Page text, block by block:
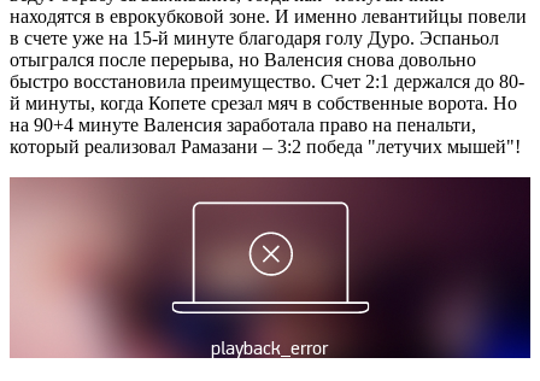
находятся в еврокубковой зоне. И именно левантийцы повели
в счете уже на 15-й минуте благодаря голу Дуро. Эспаньол
отыгрался после перерыва, но Валенсия снова довольно
быстро восстановила преимущество. Счет 2:1 держался до 80-
й минуты, когда Копете срезал мяч в собственные ворота. Но
на 90+4 минуте Валенсия заработала право на пенальти,
который реализовал Рамазани – 3:2 победа "летучих мышей"!